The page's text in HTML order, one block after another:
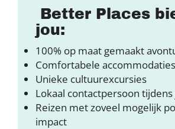
Better Places
jou:
100% op maat gemaakt
Comfortabele accommodaties
Unieke cultuurexcursies
Lokaal contactpersoon
Reizen met zoveel mogelijk
impact